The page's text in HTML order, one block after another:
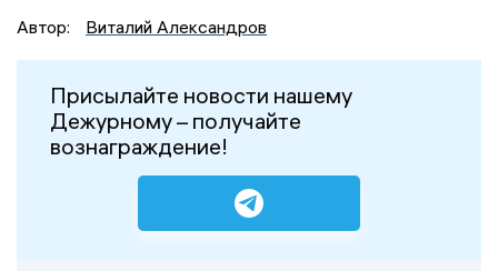
Автор:
Виталий Александров
Присылайте новости нашему
Дежурному – получайте
вознаграждение!